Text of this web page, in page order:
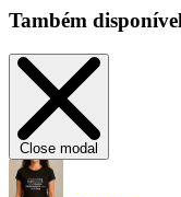
Também
Close modal